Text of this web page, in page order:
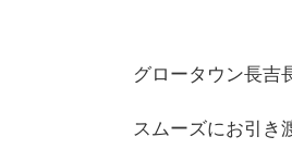
グロータウン長
スムーズにお引き